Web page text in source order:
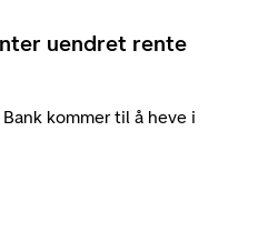
uendret rente
kommer til å heve i